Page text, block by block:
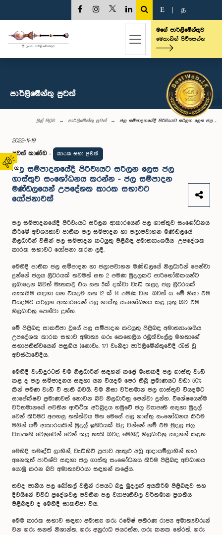
02
E த
මගේ පාර්ලිමේන්තුව
මෙතැනින් පිවිසෙන්න
පාර්ලි‌මේන්තු පුවත්
මුල් පිටුව පාර්ලි‌මේන්තු පුවත් ජල සම්පාදනයේදී පිරිවැයට සරිලන ලෙස ජල ...
2022-11-19
පුවත් කාණ්ඩ : කාරක සභා පුවත්
ජල සම්පාදනයේදී පිරිවැයට සරිලන ලෙස ජල
ගාස්තුව සංශෝධනය කරන්න - ජල සම්පාදන
මණ්ඩලයෙන් උපදේශක කාරක සභාවට
යෝජනාවක්
ජල සම්පාදනයේදී පිරිවැයට සරිලන ආකාරයෙන් ජල ගාස්තුව සංශෝධනය
කිරීමේ අවශ්‍යතාව ජාතික ජල සම්පාදන හා ජලාපවාහන මණ්ඩලයේ
නිලධාරීන් විසින් ජල සම්පාදන කටයුතු පිළිබඳ අමාත්‍යාංශයීය උපදේශක
කාරක සභාවට යෝජනා කරන ලදී.
මෙහිදී ජාතික ජල සම්පාදන හා ජලාපවාහන මණ්ඩලයේ නිලධාරීන් පෙන්වා
දුන්නේ ජලය ලීටරයක් තවමත් සත 2 පමණ මුදලකට පාරිභෝගිකයන්ට
ලබාදෙන බවත් මෑතකදී එය සත 5ක් දක්වා වැඩි කළද ජල ලීටරයක්
සැකසීම සඳහා යන වියදම සත 12 ක් 14 පමණ වන බවත් ය. මේ නිසා එම
වියදමට සරිලන ආකාරයෙන් ජල ගාස්තු සංශෝධනය කළ යුතු බව එම
නිලධාරීහු පෙන්වා දුන්හ.
මේ පිළිබඳ සාකච්ඡා වූයේ ජල සම්පාදන කටයුතු පිළිබඳ අමාත්‍යාංශයීය
උපදේශක කාරක සභාව අමාත්‍ය ගරු කෙහෙලිය රඹුක්වැල්ල මහතාගේ
සභාපතිත්වයෙන් පසුගිය (නොවැ. 17) වැනිදා පාර්ලිමේන්තුවේදී රැස් වූ
අවස්ථාවේදීය.
මෙහිදී වැඩිදුරටත් එම නිලධාරීන් සඳහන් කළේ මෑතකදී ජල ගාස්තු වැඩි
කළ ද ජල සම්පාදනය සඳහා යන වියදම පෙර තිබූ ප්‍රමාණයට වඩා 50%
කින් පමණ වැඩි වී ඇති බවයි. එම නිසා වර්තමාන ජල ගාස්තුව වියදමට
සාපේක්ෂව ප්‍රමාණවත් නොවන බව නිලධාරීහු පෙන්වා දුන්හ. විශේෂයෙන්ම
වර්තමානයේ පවතින ආර්ථික අර්බුදය හමුවේ ජල ව්‍යාපෘති සඳහා මුදල්
වෙන් කිරීමට අපහසු තත්ත්වය මත මෙසේ ජල ගාස්තු සංශෝධනය කිරීම
මගින් යම් ආකාරයකින් මුදල් ඉතිරියක් සිදු වන්නේ නම් එම මුදල ජල
ව්‍යාපෘති වෙනුවෙන් වෙන් කළ හැකි බවද මෙහිදී නිලධාරීහු සඳහන් කළහ.
මෙහිදී සමෘද්ධි ලාභීන්, වැඩිහිටි ප්‍රජාව ඇතුළු අඩු ආදායම්ලාභීන් හැර
අනෙකුත් පාර්ශ්ව සඳහා ජල ගාස්තු සංශෝධනය කිරීම පිළිබඳ අවධානය
යොමු කරන බව අමාත්‍යවරයා සඳහන් කළේය.
තවද පානීය ජල බෝතල් වලින් රජයට බදු මුදලක් අයකිරීම පිළිබඳව සහ
දිවයිනේ විවිධ ප්‍රදේශවල පවතින ජල ව්‍යාපෘතිවල වර්තමාන ප්‍රගතිය
පිළිබඳව ද මෙහිදී සාකච්ඡා විය.
මෙම කාරක සභාව සඳහා අමාත්‍ය ගරු රමේෂ් පතිරණ රාජ්‍ය අමාත්‍යවරුන්
වන ගරු සනත් නිශාන්ත, ගරු අනුරාධ ජයරත්න, ගරු කනක හේරත්, ගරු